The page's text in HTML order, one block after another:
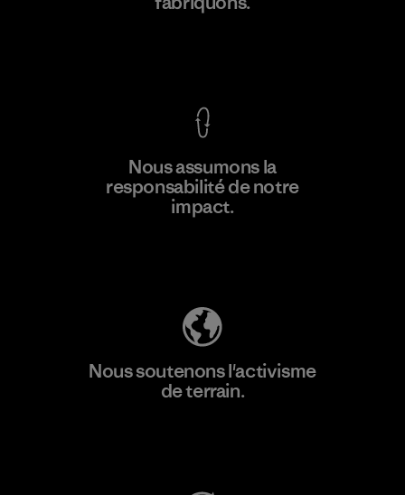
Nous assumons la
responsabilité de notre
impact.
Nous soutenons l'activisme
de terrain.